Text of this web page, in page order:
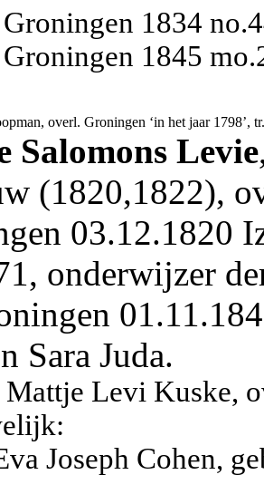
1834
1845
overl. Groningen ‘in het jaar 1798’, tr.
Salomons Levie
(1820,1822),
03.12.1820
onderwijzer
Sara Juda.
Mattje Levi Kuske,
Joseph Cohen,